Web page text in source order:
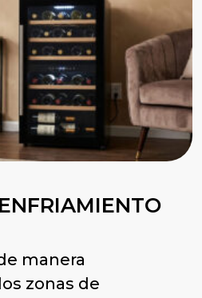
manera
zonas de